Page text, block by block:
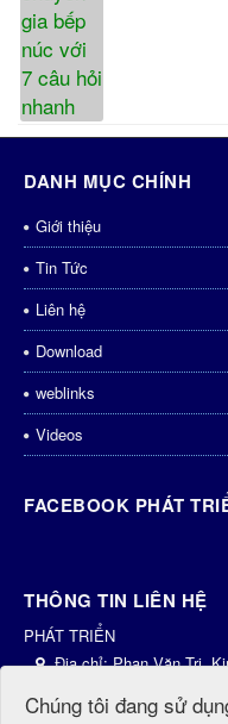
DANH MỤC CHÍNH
Giới thiệu
Tin Tức
Liên hệ
Download
weblinks
Videos
FACEBOOK PHÁT
THÔNG TIN LIÊN HỆ
PHÁT TRIỂN
Địa chỉ:Phan Văn Trị,
Email:
Chúng tôi đang sử